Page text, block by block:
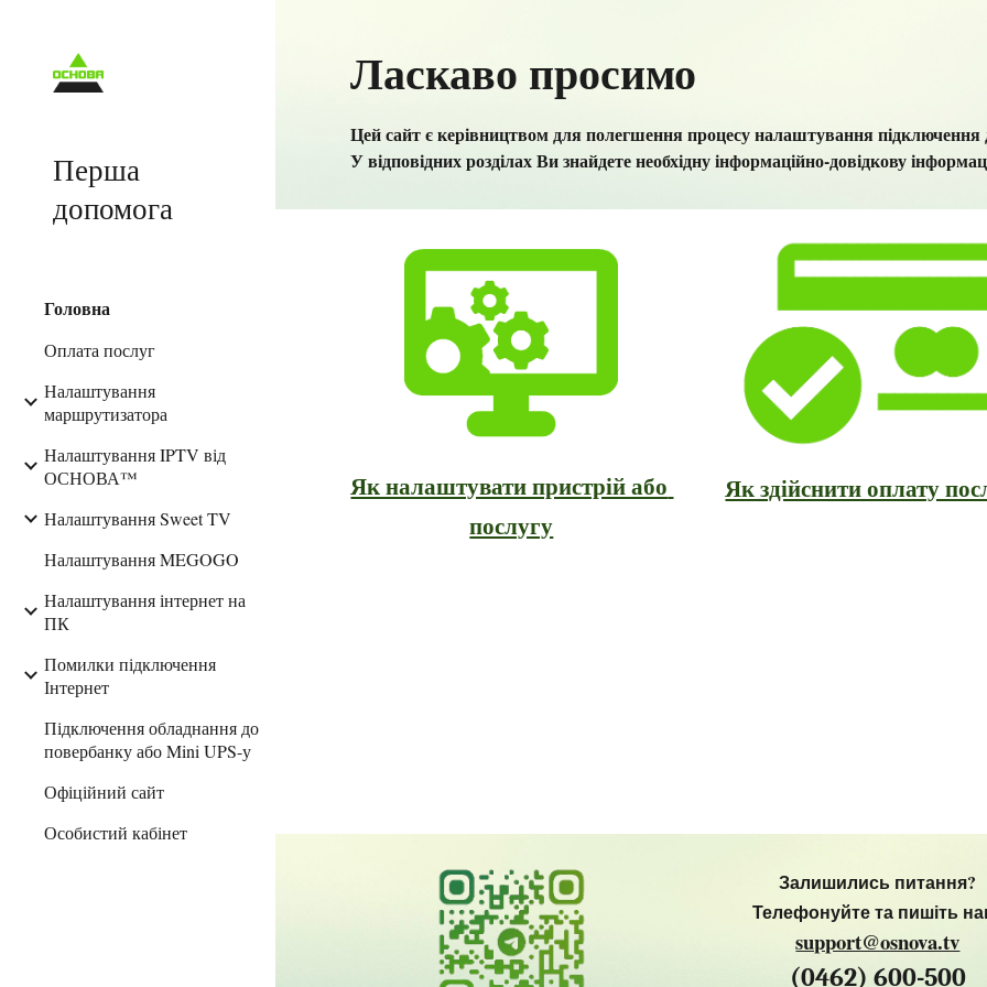
Перша
допомога
Головна
Оплата послуг
Налаштування
маршрутизатора
Налаштування IPTV від
ОСНОВА™
Налаштування Sweet TV
Налаштування MEGOGO
Налаштування інтернет на
ПК
Помилки підключення
Інтернет
Підключення обладнання до
повербанку або Mini UPS-у
Офіційний сайт
Особистий кабінет
Ласкаво просимо
Цей сайт є керівництвом для полегшення процесу налаштування
У відповідних розділах Ви знайдете необхідну інформаційно-довідкову
Як налаштувати пристрій або
послугу
Як здійснити оплату
Залишились питання?
Телефонуйте та пишіть
support@osnova.tv
(0462) 600-500